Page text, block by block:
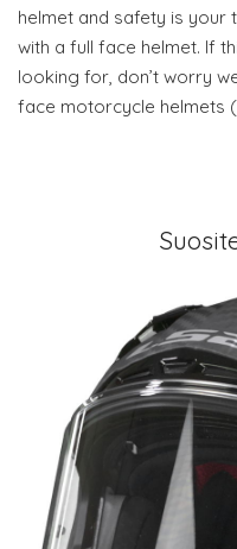
helmet and safety is
with a full face helmet. If
looking for, don’t worry
face motorcycle helmets